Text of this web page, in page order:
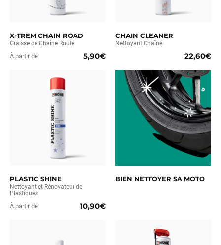
X-TREM CHAIN ROAD
Graisse de Chaîne Route
À partir de 5,90€
CHAIN CLEANER
Nettoyant Chaîne
22,60€
PLASTIC SHINE
Nettoyant et Rénovateur de
Plastiques
À partir de 10,90€
BIEN NETTOYER SA MOTO